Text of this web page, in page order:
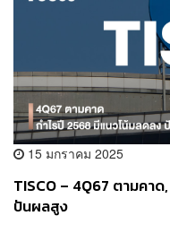
15 มกราคม 2025
TISCO – 4Q67 ตามคา
ปันผลสูง